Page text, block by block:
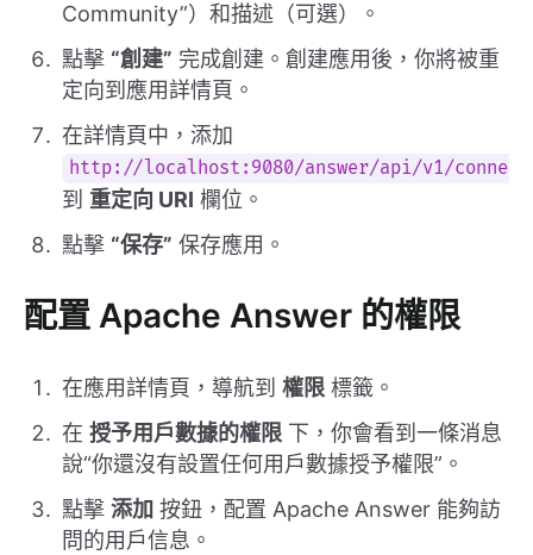
Community”）和描述（可選）。
點擊 “創建” 完成創建。創建應用後，你將被重
定向到應用詳情頁。
在詳情頁中，添加
http://localhost:9080/answer/api/v1/
到 重定向 URI 欄位。
點擊 “保存” 保存應用。
配置 Apache Answer 的權限
在應用詳情頁，導航到 權限 標籤。
在 授予用戶數據的權限 下，你會看到一條消息
說“你還沒有設置任何用戶數據授予權限”。
點擊 添加 按鈕，配置 Apache Answer 能夠訪
問的用戶信息。